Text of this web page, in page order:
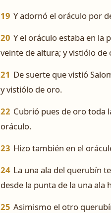
19 Y adornó el oráculo por
20 Y el oráculo estaba en la
veinte de altura; y vistiólo
21 De suerte que vistió
y vistiólo de oro.
22 Cubrió pues de oro toda
oráculo.
23 Hizo también en el
24 La una ala del querubín
desde la punta de la una ala
25 Asimismo el otro